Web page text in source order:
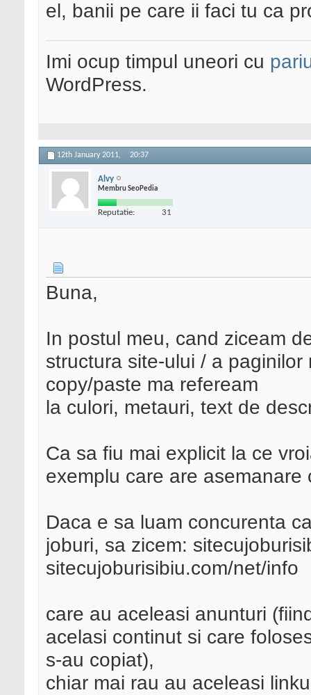
el, banii pe care ii faci tu ca
Imi ocup timpul uneori cu
WordPress.
12th January 2011, 20:37
Alvy
Membru SeoPedia
Reputatie: 31
Buna,
In postul meu, cand ziceam
structura site-ului / a
copy/paste ma refeream
la culori, metauri, text de
Ca sa fiu mai explicit la ce
exemplu care are asemanare
Daca e sa luam concurenta
joburi, sa zicem:
sitecujoburisibiu.com/net/info
care au aceleasi anunturi
acelasi continut si care
s-au copiat),
chiar mai rau au aceleasi